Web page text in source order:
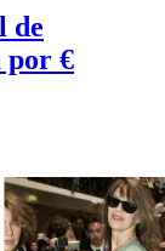
de
por €